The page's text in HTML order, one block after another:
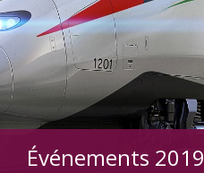
Événements 2019